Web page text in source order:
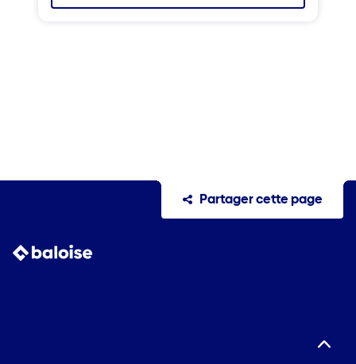
Partager cette page